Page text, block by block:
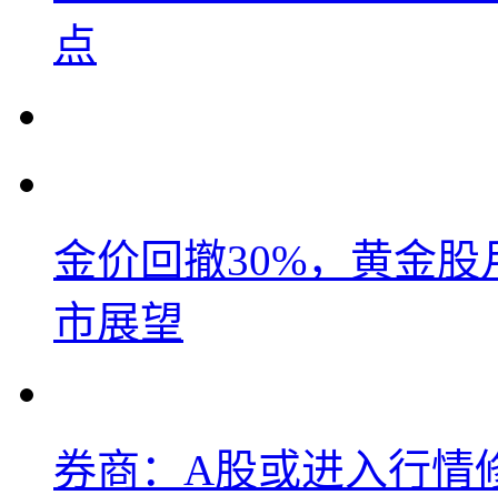
点
金价回撤30%，黄金
市展望
券商：A股或进入行情